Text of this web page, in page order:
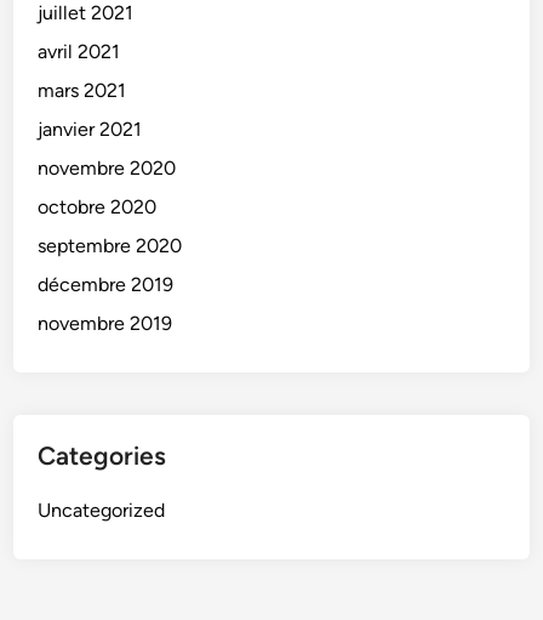
juillet 2021
avril 2021
mars 2021
janvier 2021
novembre 2020
octobre 2020
septembre 2020
décembre 2019
novembre 2019
Categories
Uncategorized